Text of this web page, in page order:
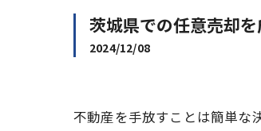
茨城県での任意売却
2024/12/08
不動産を手放すことは簡単な